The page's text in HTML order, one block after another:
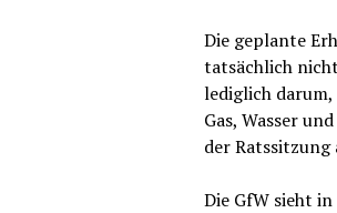
Die geplante
tatsächlich
lediglich
Gas, Wasser
der Ratssitzung
Die GfW sieht